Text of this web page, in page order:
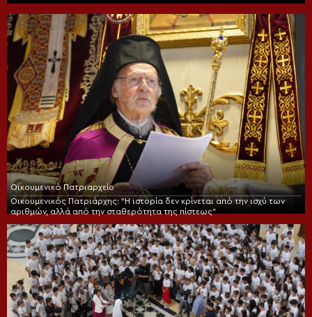
Οικουμενικό Πατριαρχείο
Οικουμενικός Πατριάρχης: “Η ιστορία δεν κρίνεται από την ισχύ των
αριθμών, αλλά από την σταθερότητα της πίστεως”